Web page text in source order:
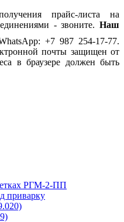
прайс-листа на
- звоните. Наш
+7 987 254-17-77.
почты защищен от
в браузере должен быть
РГМ-2-ПП
приварку